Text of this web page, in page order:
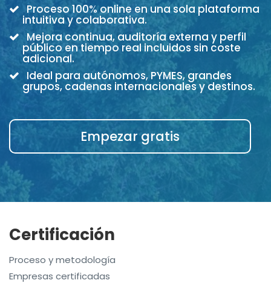
Proceso 100% online en una sola plataforma
intuitiva y colaborativa.
Mejora continua, auditoría externa y perfil
público en tiempo real incluidos sin coste
adicional.
Ideal para autónomos, PYMES, grandes
grupos, cadenas internacionales y destinos.
Empezar gratis
Certificación
Proceso y metodología
Empresas certificadas